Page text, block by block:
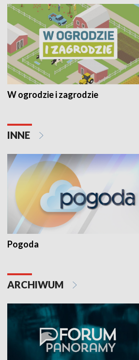
W ogrodzie i zagrodzie
INNE
Pogoda
ARCHIWUM